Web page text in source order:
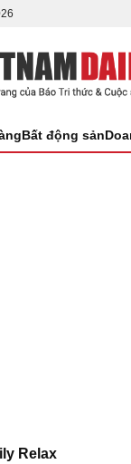
Bất động sản
Relax